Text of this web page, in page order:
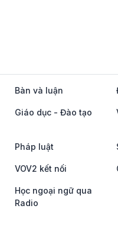
Bàn và luận
Giáo dục - Đào tạo
Pháp luật
VOV2 kết nối
Học ngoại ngữ qua
Radio